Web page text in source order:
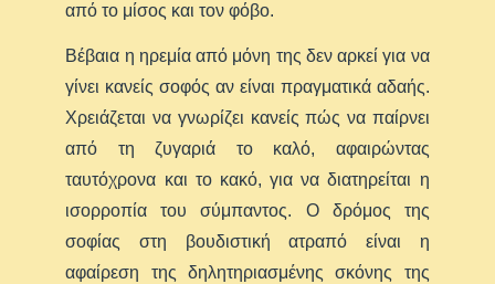
από το μίσος και τον φόβο.
Βέβαια η ηρεμία από μόνη της δεν αρκεί για να
γίνει κανείς σοφός αν είναι πραγματικά αδαής.
Χρειάζεται να γνωρίζει κανείς πώς να παίρνει
από τη ζυγαριά το καλό, αφαιρώντας
ταυτόχρονα και το κακό, για να διατηρείται η
ισορροπία του σύμπαντος. Ο δρόμος της
σοφίας στη βουδιστική ατραπό είναι η
αφαίρεση της δηλητηριασμένης σκόνης της